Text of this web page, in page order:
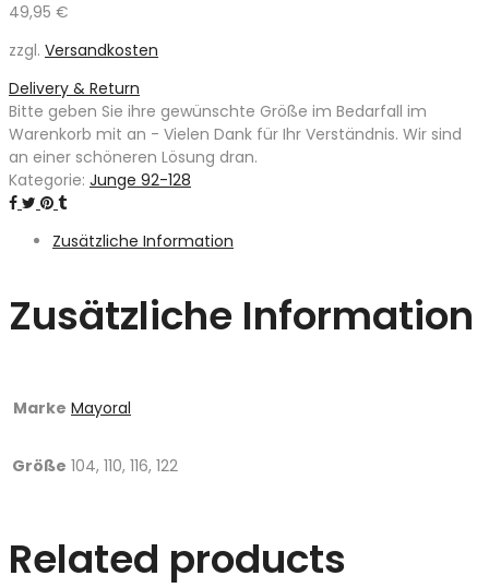
49,95 €
zzgl. Versandkosten
Delivery & Return
Bitte geben Sie ihre gewünschte Größe im Bedarfall im
Warenkorb mit an - Vielen Dank für Ihr Verständnis. Wir sind
an einer schöneren Lösung dran.
Kategorie: Junge 92-128
Zusätzliche Information
Zusätzliche Information
Marke Mayoral
Größe 104, 110, 116, 122
Related products